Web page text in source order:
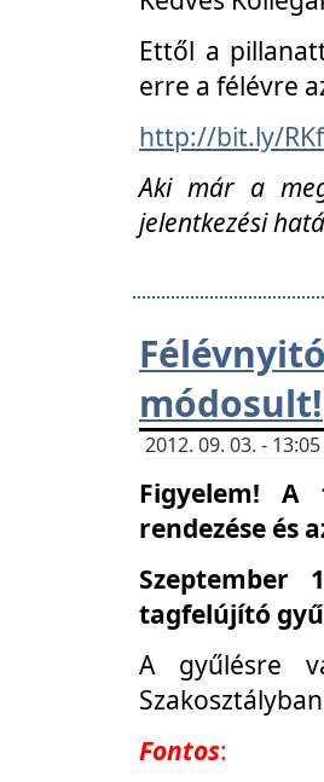
Ettől a
erre a félévre
http://bit.ly/
Aki már a
jelentkezési
módosult!
2012. 09. 03. -
Figyelem! A
rendezése és
Szeptember
tagfelújító
A gyűlésre
Fontos: